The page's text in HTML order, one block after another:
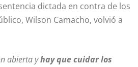
dictada en contra de los
Wilson Camacho, volvió a
abierta yhay que cuidar los